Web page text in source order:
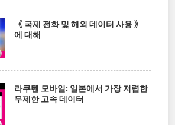
《 국제 전화 및 해외 데이터 사용 》
에 대해
라쿠텐 모바일: 일본에서 가장 저렴한
무제한 고속 데이터